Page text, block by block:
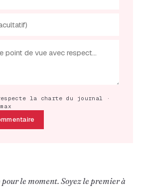
la charte du journal ·
le moment. Soyez le premier à